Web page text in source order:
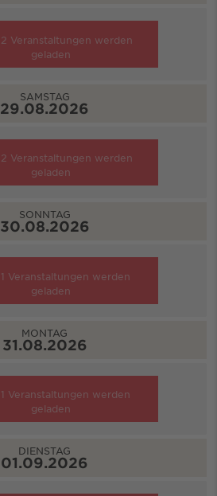
2 Veranstaltungen werden
geladen
SAMSTAG
29.08.2026
2 Veranstaltungen werden
geladen
SONNTAG
30.08.2026
1 Veranstaltungen werden
geladen
MONTAG
31.08.2026
1 Veranstaltungen werden
geladen
DIENSTAG
01.09.2026